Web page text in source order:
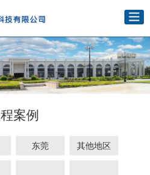
案例
东莞 其他地区